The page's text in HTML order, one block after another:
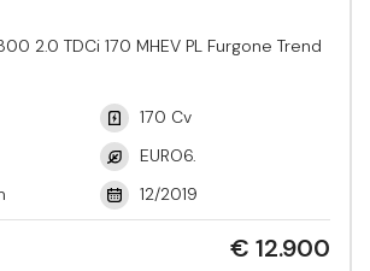
2.0 TDCi 170 MHEV PL Furgone Trend
170 Cv
EURO6.
12/2019
€ 12.900